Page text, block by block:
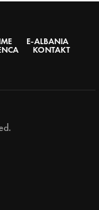
E-ALBANIA
KONTAKT